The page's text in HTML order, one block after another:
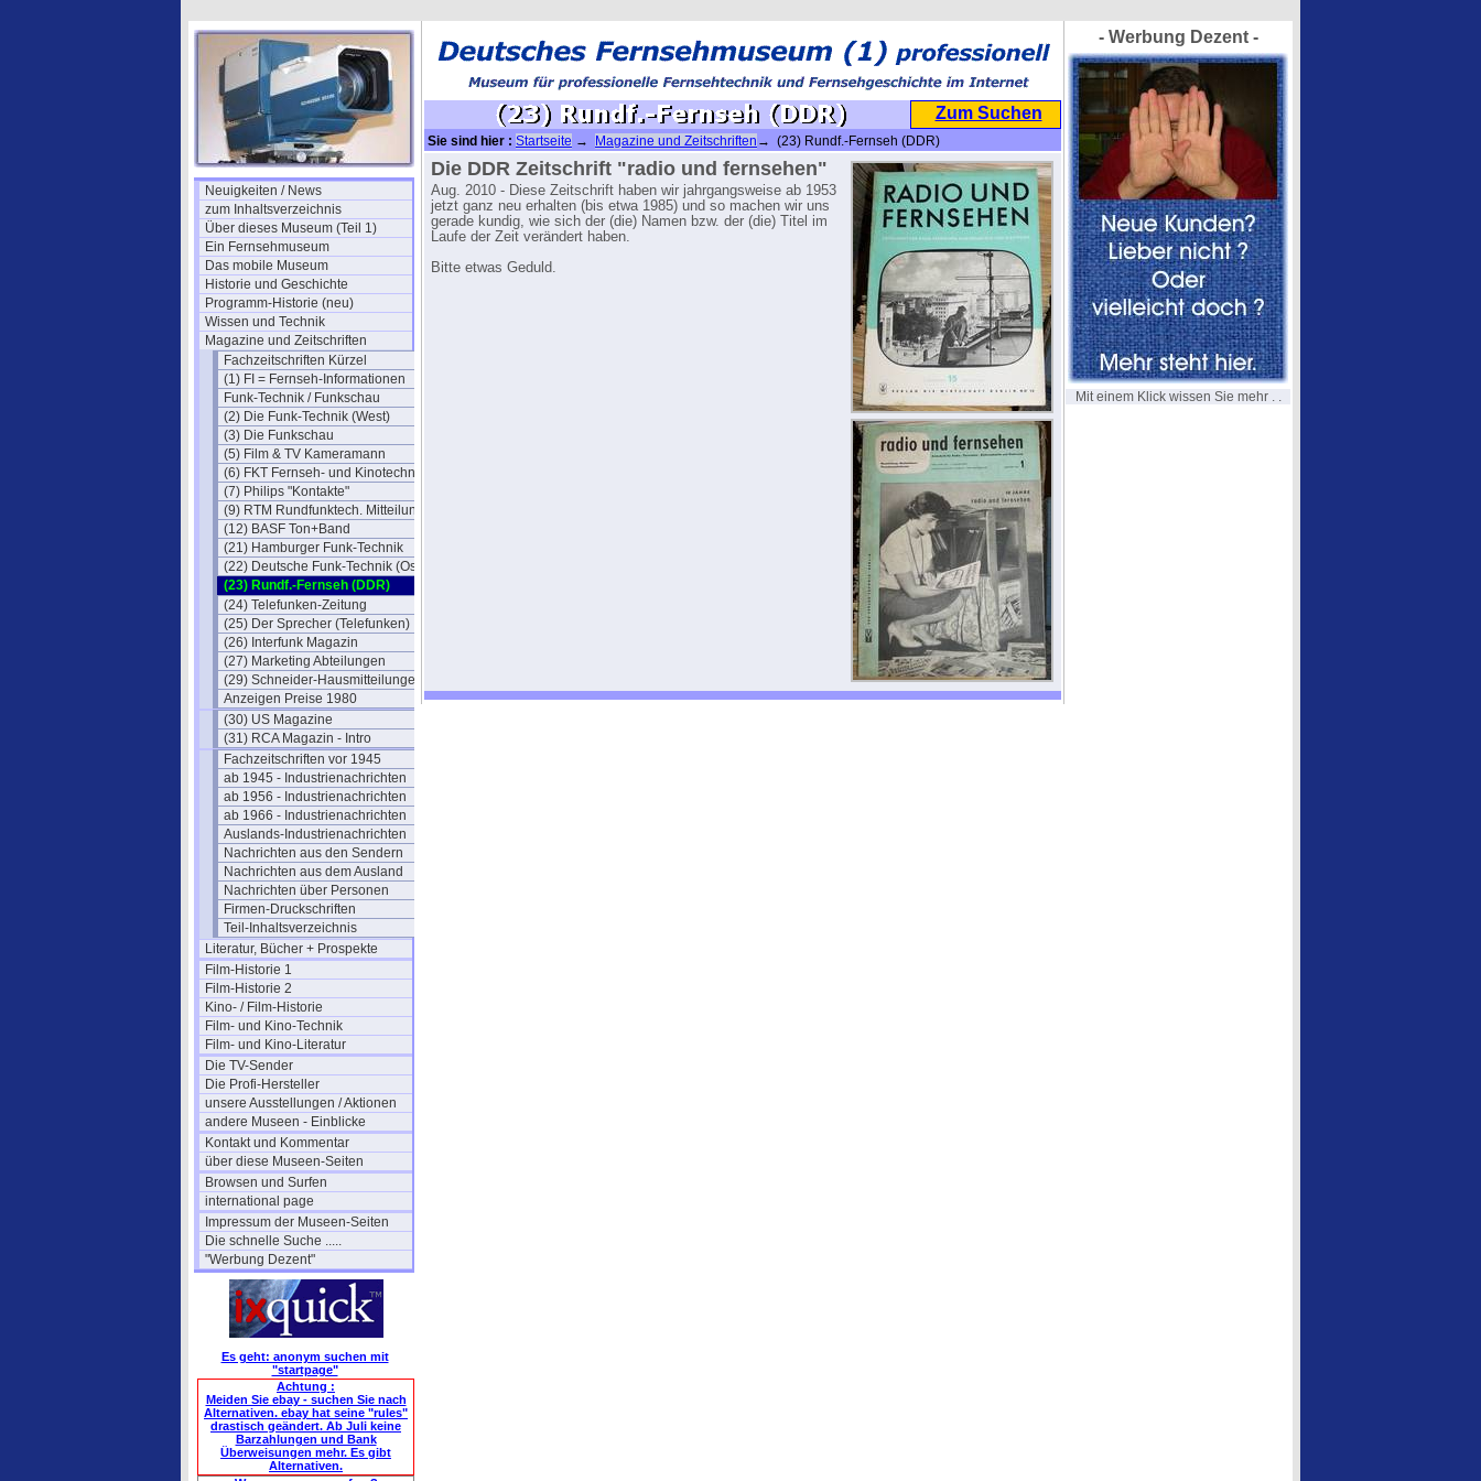
Neuigkeiten / News
zum Inhaltsverzeichnis
Über dieses Museum (Teil 1)
Ein Fernsehmuseum
Das mobile Museum
Historie und Geschichte
Programm-Historie (neu)
Wissen und Technik
Magazine und Zeitschriften
Fachzeitschriften Kürzel
(1) FI = Fernseh-Informationen
Funk-Technik / Funkschau
(2) Die Funk-Technik (West)
(3) Die Funkschau
(5) Film & TV Kameramann
(6) FKT Fernseh- und Kinotechnik
(7) Philips "Kontakte"
(9) RTM Rundfunktech. Mitteilungen
(12) BASF Ton+Band
(21) Hamburger Funk-Technik
(22) Deutsche Funk-Technik (Ost)
(23) Rundf.-Fernseh (DDR)
(24) Telefunken-Zeitung
(25) Der Sprecher (Telefunken)
(26) Interfunk Magazin
(27) Marketing Abteilungen
(29) Schneider-Hausmitteilungen
Anzeigen Preise 1980
(30) US Magazine
(31) RCA Magazin - Intro
Fachzeitschriften vor 1945
ab 1945 - Industrienachrichten
ab 1956 - Industrienachrichten
ab 1966 - Industrienachrichten
Auslands-Industrienachrichten
Nachrichten aus den Sendern
Nachrichten aus dem Ausland
Nachrichten über Personen
Firmen-Druckschriften
Teil-Inhaltsverzeichnis
Literatur, Bücher + Prospekte
Film-Historie 1
Film-Historie 2
Kino- / Film-Historie
Film- und Kino-Technik
Film- und Kino-Literatur
Die TV-Sender
Die Profi-Hersteller
unsere Ausstellungen / Aktionen
andere Museen - Einblicke
Kontakt und Kommentar
über diese Museen-Seiten
Browsen und Surfen
international page
Impressum der Museen-Seiten
Die schnelle Suche .....
"Werbung Dezent"
Es geht: anonym suchen mit
"startpage"
Achtung :
Meiden Sie ebay - suchen Sie nach
Alternativen. ebay hat seine "rules"
drastisch geändert. Ab Juli keine
Barzahlungen und Bank
Überweisungen mehr. Es gibt
Alternativen.
Zum Suchen
Sie sind hier : Startseite → Magazine und Zeitschriften → (23) Rundf.-Fernseh (DDR)
Die DDR Zeitschrift "radio und fernsehen"
Aug. 2010 - Diese Zeitschrift haben wir jahrgangsweise ab 1953
jetzt ganz neu erhalten (bis etwa 1985) und so machen wir uns
gerade kundig, wie sich der (die) Namen bzw. der (die) Titel im
Laufe der Zeit verändert haben.
Bitte etwas Geduld.
- Werbung Dezent -
Mit einem Klick wissen Sie mehr . .